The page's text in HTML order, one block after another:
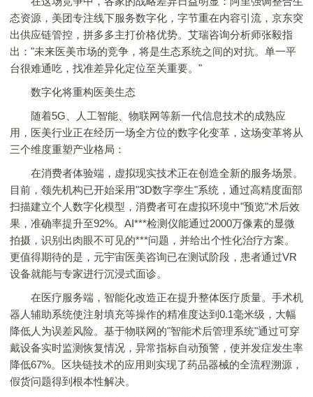
态资源，美团专注线下服务数字化，字节重在内容引流，京东突
出供应链管控，拼多多主打价格优势。艾瑞咨询分析师张毅指
出："未来医美市场的竞争，将是生态系统之间的对抗。单一平
台很难通吃，找准差异化定位至关重要。"
数字化将重构医美生态
随着5G、人工智能、物联网等新一代信息技术的成熟应
用，医美行业正在经历一场全方位的数字化变革，这场变革将从
三个维度重塑产业格局：
在消费者体验端，虚拟现实技术正在创造全新的服务场景。
目前，领先机构已开始采用"3D数字孪生"系统，通过高精度面部
扫描建立个人数字化模型，消费者可在虚拟环境中"预览"术后效
果，准确率提升至92%。AI***检测仪能通过2000万像素的显微
拍摄，识别出肉眼不可见的***问题，并给出个性化治疗方案。
更值得期待的是，元宇宙医美咨询已在测试阶段，患者通过VR
设备就能与专家进行沉浸式面诊。
在医疗服务端，智能化改造正在提升整体医疗质量。手术机
器人辅助系统使注射填充等操作的精准度达到0.1毫米级，大幅
降低人为误差风险。基于物联网的"智能术后管理系统"通过可穿
戴设备实时监测恢复情况，异常指标自动预警，使并发症发生率
降低67%。区块链技术的应用则实现了药品器械的全流程溯源，
假货问题得到根本性解决。